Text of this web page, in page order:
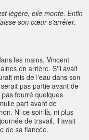
légère, elle monte. Enfin
son cœur s'arrêter.
les mains, Vincent
en arrière. S'il avait
mis de l'eau dans son
pas partie avant de
fourré quelques
part avant de
Ni ce soir-là, ni plus
de travail, il avait
de sa fiancée.